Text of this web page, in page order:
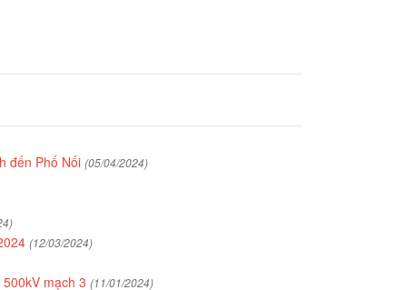
đến Phố Nối (05/04/2024)
(12/03/2024)
mạch 3 (11/01/2024)